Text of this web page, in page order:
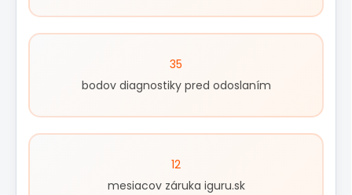
35
bodov diagnostiky pred odoslaním
12
mesiacov záruka iguru.sk